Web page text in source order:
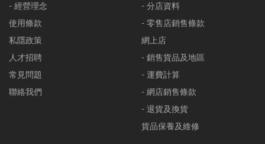
- 經營理念
使用條款
私隱政策
人才招聘
常見問題
聯絡我們
- 分店資料
- 零售店銷售條款
網上店
- 銷售貨品及地區
- 運費計算
- 網店銷售條款
- 退貨及換貨
貨品保養及維修